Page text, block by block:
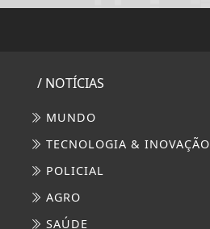
/ NOTÍCIAS
MUNDO
TECNOLOGIA & INOVAÇÃO
POLICIAL
AGRO
SAÚDE